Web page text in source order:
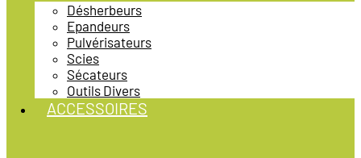
Désherbeurs
Epandeurs
Pulvérisateurs
Scies
Sécateurs
Outils Divers
ACCESSOIRES